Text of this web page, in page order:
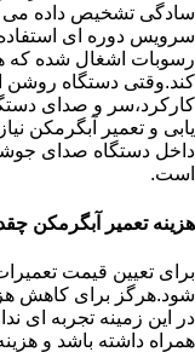
سادگی تشخیص داده می
سرویس دوره ای
رسوبات اشغال شده که
کند.وقتی دستگاه
کارکرد،سر و صدای
یابی و تعمیر آبگرمکن
داخل دستگاه صدای
است.
هزینه تعمیر آبگرمکن
برای تعیین قیمت
شود.هرگز برای کاهش
در این زمینه تجربه ای
همراه داشته باشد و